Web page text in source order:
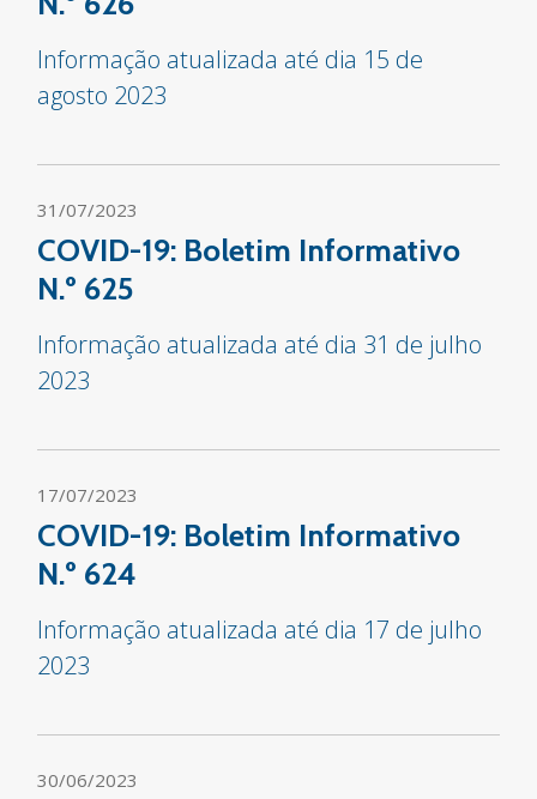
Informação atualizada até dia 15 de
agosto 2023
31/07/2023
COVID-19: Boletim Informativo
N.º 625
Informação atualizada até dia 31 de julho
2023
17/07/2023
COVID-19: Boletim Informativo
N.º 624
Informação atualizada até dia 17 de julho
2023
30/06/2023